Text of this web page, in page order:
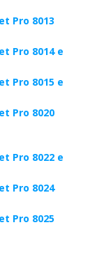
Pro 8013
Pro 8014 e
Pro 8015 e
Pro 8020
Pro 8022 e
Pro 8024
Pro 8025